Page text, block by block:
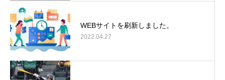
WEBサイトを刷新しました。
2022.04.27